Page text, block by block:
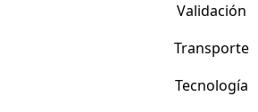
Validación
Transporte
Tecnología